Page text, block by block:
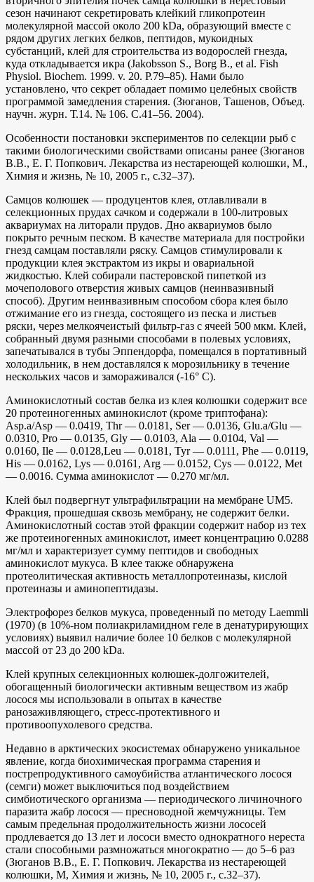
сезон начинают секретировать клейкий гликопротеин
молекулярной массой около 200 kDa, образующий вместе с
рядом других легких белков, пептидов, мукоидных
субстанций, клей для строительства из водорослей гнезда,
куда откладывается икра (Jakobsson S., Borg В., et al. Fish
Physiol. Biochem. 1999. v. 20. P.79–85). Нами было
установлено, что секрет обладает помимо целебных свойств
программой замедления старения. (Зюганов, Ташенов, Объед.
научн. журн. Т.14. № 106. С.41–56. 2004).
Особенности постановки экспериментов по селекции рыб с
такими биологическими свойствами описаны ранее (Зюганов
В.В., Е. Г. Попкович. Лекарства из нестареющей колюшки, М.,
Химия и жизнь, № 10, 2005 г., с.32–37).
Самцов колюшек — продуцентов клея, отлавливали в
селекционных прудах сачком и содержали в 100-литровых
аквариумах на литорали прудов. Дно аквариумов было
покрыто речным песком. В качестве материала для постройки
гнезд самцам поставляли ряску. Самцов стимулировали к
продукции клея экстрактом из икры и овариальной
жидкостью. Клей собирали пастеровской пипеткой из
мочеполового отверстия живых самцов (неинвазивный
способ). Другим неинвазивным способом сбора клея было
отжимание его из гнезда, состоящего из песка и листьев
ряски, через мелкоячеистый фильтр-газ с ячеей 500 мкм. Клей,
собранный двумя разными способами в полевых условиях,
запечатывался в тубы Эппендорфа, помещался в портативный
холодильник, в нем доставлялся к морозильнику в течение
нескольких часов и замораживался (-16° С).
Аминокислотный состав белка из клея колюшки содержит все
20 протеиногенных аминокислот (кроме триптофана):
Asp.a/Asp — 0.0419, Thr — 0.0181, Ser — 0.0136, Glu.a/Glu —
0.0310, Pro — 0.0135, Gly — 0.0103, Ala — 0.0104, Val —
0.0160, Ile — 0.0128,Leu — 0.0181, Tyr — 0.0111, Phe — 0.0119,
His — 0.0162, Lys — 0.0161, Arg — 0.0152, Cys — 0.0122, Met
— 0.0016. Сумма аминокислот — 0.270 мг/мл.
Клей был подвергнут ультрафильтрации на мембране UM5.
Фракция, прошедшая сквозь мембрану, не содержит белки.
Аминокислотный состав этой фракции содержит набор из тех
же протеиногенных аминокислот, имеет концентрацию 0.0288
мг/мл и характеризует сумму пептидов и свободных
аминокислот мукуса. В клее также обнаружена
протеолитическая активность металлопротеиназы, кислой
протеиназы и аминопептидазы.
Электрофорез белков мукуса, проведенный по методу Laemmli
(1970) (в 10%-ном полиакриламидном геле в денатурирующих
условиях) выявил наличие более 10 белков с молекулярной
массой от 23 до 200 kDa.
Клей крупных селекционных колюшек-долгожителей,
обогащенный биологически активным веществом из жабр
лосося мы использовали в опытах в качестве
ранозаживляющего, стресс-протективного и
противоопухолевого средства.
Недавно в арктических экосистемах обнаружено уникальное
явление, когда биохимическая программа старения и
пострепродуктивного самоубийства атлантического лосося
(семги) может выключиться под воздействием
симбиотического организма — периодического личиночного
паразита жабр лосося — пресноводной жемчужницы. Тем
самым предельная продолжительность жизни лососей
продлевается до 13 лет и лососи вместо однократного нереста
стали способными размножаться многократно — до 5–6 раз
(Зюганов В.В., Е. Г. Попкович. Лекарства из нестареющей
колюшки, М, Химия и жизнь, № 10, 2005 г., с.32–37).